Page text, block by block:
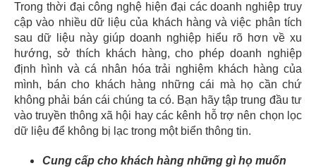
Trong thời đại công nghệ hiện đại các doanh nghiệp truy
cập vào nhiều dữ liệu của khách hàng và việc phân tích
sau dữ liệu này giúp doanh nghiệp hiểu rõ hơn về xu
hướng, sở thích khách hàng, cho phép doanh nghiệp
định hình và cá nhân hóa trải nghiệm khách hàng của
mình, bán cho khách hàng những cái mà họ cần chứ
không phải bán cái chúng ta có. Bạn hãy tập trung đầu tư
vào truyền thông xã hội hay các kênh hỗ trợ nên chọn lọc
dữ liệu để không bị lạc trong một biển thông tin.
Cung cấp cho khách hàng những gì họ muốn